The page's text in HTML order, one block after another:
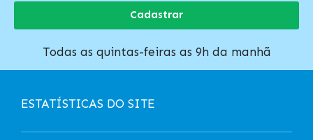
Cadastrar
Todas as quintas-feiras as 9h da manhã
ESTATÍSTICAS DO SITE